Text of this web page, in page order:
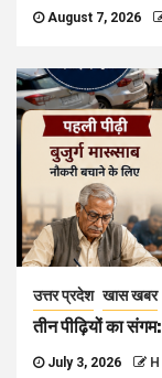
August 7, 2026
उत्तर प्रदेश खास खबर
तीन पीढ़ियों का
July 3, 2026